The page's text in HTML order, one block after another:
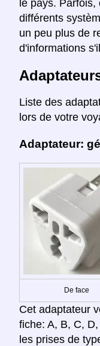
le pays.
différents
un peu plus de
d'informations
Liste des
lors de votre
Adaptateur:
De face
Cet adaptateur
fiche: A, B, C,
les prises de